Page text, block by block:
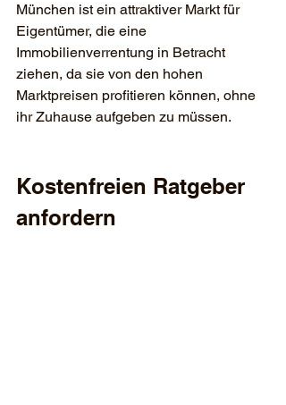
München ist ein attraktiver Markt für
Eigentümer, die eine
Immobilienverrentung in Betracht
ziehen, da sie von den hohen
Marktpreisen profitieren können, ohne
ihr Zuhause aufgeben zu müssen.
Kostenfreien Ratgeber
anfordern